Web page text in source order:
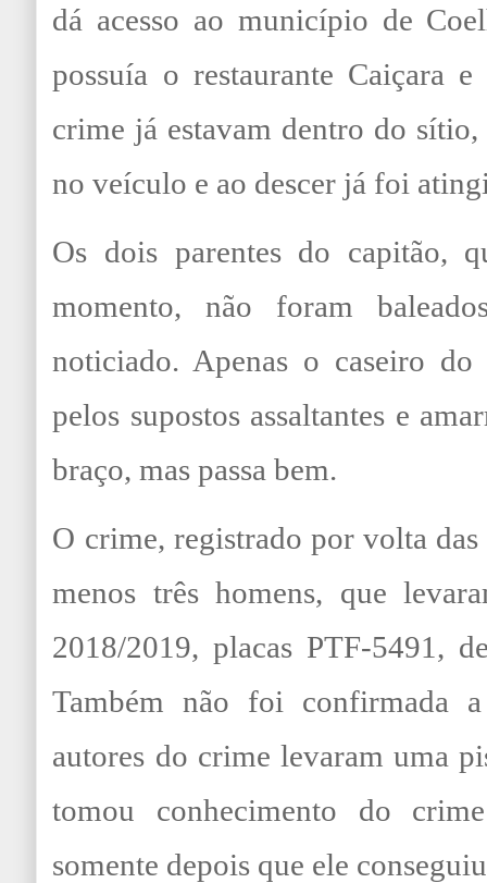
dá acesso ao município de
possuía o restaurante Caiçara
crime já estavam dentro do
no veículo e ao descer já foi
Os dois parentes do capitão,
momento, não foram
noticiado. Apenas o caseiro
pelos supostos assaltantes e
braço, mas passa bem.
O crime, registrado por volta
menos três homens, que
2018/2019, placas PTF-5491,
Também não foi confirmada
autores do crime levaram uma
tomou conhecimento do
somente depois que ele